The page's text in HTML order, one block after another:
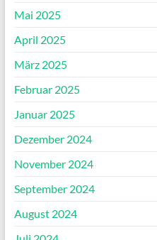
Mai 2025
April 2025
März 2025
Februar 2025
Januar 2025
Dezember 2024
November 2024
September 2024
August 2024